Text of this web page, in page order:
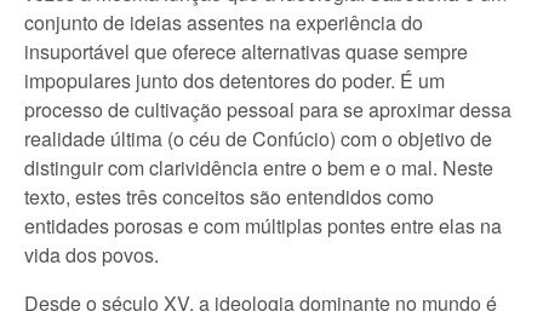
conjunto de ideias assentes na experiência do
insuportável que oferece alternativas quase sempre
impopulares junto dos detentores do poder. É um
processo de cultivação pessoal para se aproximar dessa
realidade última (o céu de Confúcio) com o objetivo de
distinguir com clarividência entre o bem e o mal. Neste
texto, estes três conceitos são entendidos como
entidades porosas e com múltiplas pontes entre elas na
vida dos povos.
Desde o século XV, a ideologia dominante no mundo é